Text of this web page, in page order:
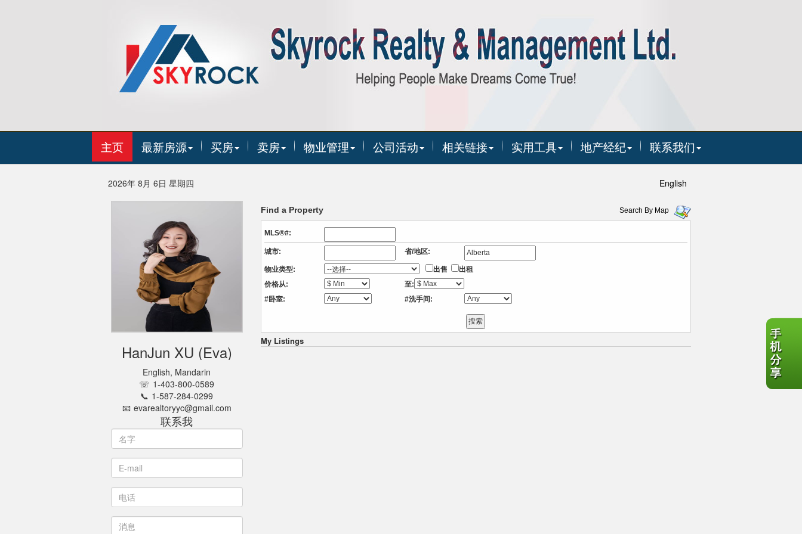
主页 最新房源 买房 卖房 物业管理 公司活动 相关链接 实用工具 地产经纪 联系我们
2026年 8月 6日 星期四 English
HanJun XU Eva
English, Mandarin
1-403-800-0589
1-587-284-0299
evarealtoryyc@gmail.com
联系我
Find a Property Search By Map
MLS®#:
城市: 省/地区:
物业类型: 出售
出租
价格从:
至:
#卧室:
#洗手间:
My Listings